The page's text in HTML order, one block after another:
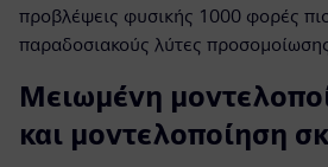
προβλέψεις φυσικής 1000 φορές
παραδοσιακούς λύτες
Μειωμένη
και μοντελοποίηση σκ